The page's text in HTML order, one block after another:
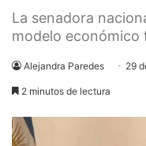
La senadora
modelo económico
Alejandra Paredes 29
2 minutos de lectura